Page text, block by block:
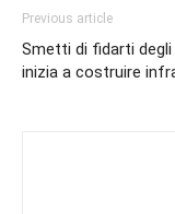
Previous article
Smetti di fidarti degli
inizia a costruire